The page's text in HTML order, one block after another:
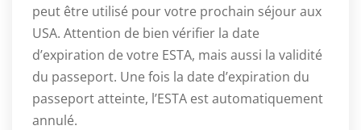
peut être utilisé pour votre prochain séjour aux
USA. Attention de bien vérifier la date
d’expiration de votre ESTA, mais aussi la validité
du passeport. Une fois la date d’expiration du
passeport atteinte, l’ESTA est automatiquement
annulé.